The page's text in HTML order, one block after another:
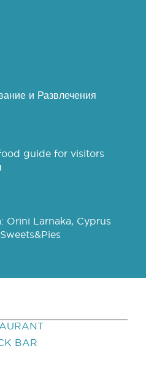
и Развлечения
guide for visitors
Orini Larnaka, Cyprus
BAR